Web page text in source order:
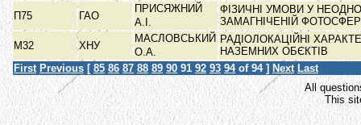
П75
ГАО
ПРИСЯЖНИЙ
А.І.
ФІЗИЧНІ УМОВИ У
ЗАМАГНІЧЕНІЙ
М32
ХНУ
МАСЛОВСЬКИЙ
О.А.
РАДІОЛОКАЦІЙНІ
НАЗЕМНИХ ОБЄКТІВ
First Previous [ 85 86 87 88 89 90 91 92 93 94of 94 ] Next Last
All
This